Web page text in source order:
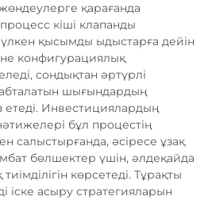
қарағанда
кіші клапанды
қысымды ыдыстарға дейін
конфигурациялық
сондықтан әртүрлі
шығындардың
етеді. Инвестициялардың
бұл процестің
салыстырғанда, әсіресе ұзақ
бөлшектер үшін, әлдеқайда
көрсетеді. Тұрақты
іске асыру стратегияларын